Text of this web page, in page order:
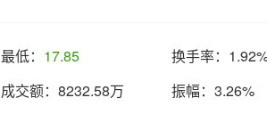
最低： 17.85 换手率：
成交额： 8232.58万 振幅： 3.26%